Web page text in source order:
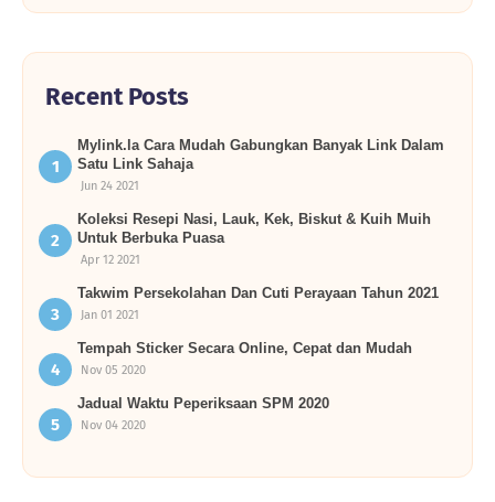
Recent Posts
Mylink.la Cara Mudah Gabungkan Banyak Link Dalam
Satu Link Sahaja
Jun 24 2021
Koleksi Resepi Nasi, Lauk, Kek, Biskut & Kuih Muih
Untuk Berbuka Puasa
Apr 12 2021
Takwim Persekolahan Dan Cuti Perayaan Tahun 2021
Jan 01 2021
Tempah Sticker Secara Online, Cepat dan Mudah
Nov 05 2020
Jadual Waktu Peperiksaan SPM 2020
Nov 04 2020